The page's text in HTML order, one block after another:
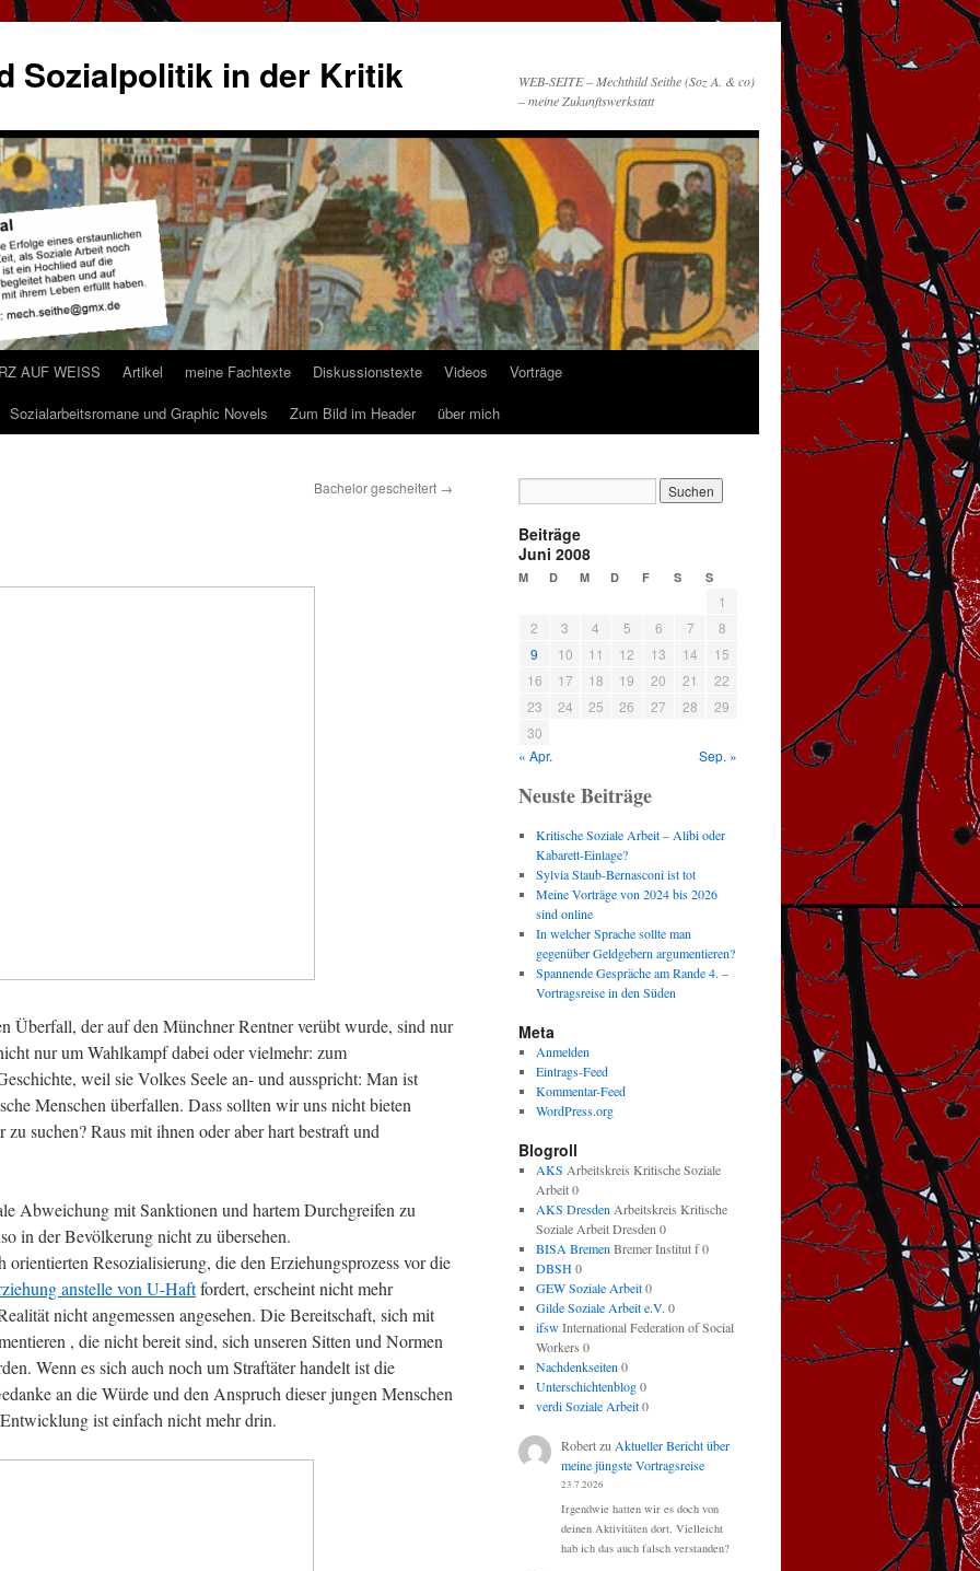
Sozialpolitik in der Kritik
WEB-SEITE – Mechthild Seithe (Soz A. & co)
– meine Zukunftswerkstatt
AUF WEISS Artikel meine Fachtexte Diskussionstexte Videos
Vorträge
Sozialarbeitsromane und Graphic Novels
Zum Bild im Header über mich
Bachelor gescheitert →
Überfall, der auf den Münchner Rentner verübt wurde, sind nur
nur um Wahlkampf dabei oder vielmehr: zum
weil sie Volkes Seele an- und ausspricht: Man ist
Menschen überfallen. Dass sollten wir uns nicht bieten
zu suchen? Raus mit ihnen oder aber hart bestraft und
Abweichung mit Sanktionen und hartem Durchgreifen zu
in der Bevölkerung nicht zu übersehen.
Resozialisierung, die den Erziehungsprozess vor die
anstelle von U-Haftfordert, erscheint nicht mehr
nicht angemessen angesehen. Die Bereitschaft, sich mit
, die nicht bereit sind, sich unseren Sitten und Normen
Wenn es sich auch noch um Straftäter handelt ist die
an die Würde und den Anspruch dieser jungen Menschen
ist einfach nicht mehr drin.
Beiträge
Juni 2008
M D M D F S S
1
2
3 4 5 6 7
8
9
10 11 12 13 14
15
16
17 18 19 20 21
22
23
24 25 26 27 28
29
30
« Apr.
Sep. »
Neuste Beiträge
Kritische Soziale Arbeit – Alibi oder
Kabarett-Einlage?
Sylvia Staub-Bernasconi ist tot
Meine Vorträge von 2024 bis 2026
sind online
In welcher Sprache sollte man
gegenüber Geldgebern argumentieren?
Spannende Gespräche am Rande 4. –
Vortragsreise in den Süden
Meta
Anmelden
Eintrags-Feed
Kommentar-Feed
WordPress.org
Blogroll
AKS Arbeitskreis Kritische Soziale
Arbeit 0
AKS Dresden Arbeitskreis Kritische
Soziale Arbeit Dresden 0
BISA Bremen Bremer Institut f 0
DBSH0
GEW Soziale Arbeit0
Gilde Soziale Arbeit e.V. 0
ifswInternational Federation of Social
Workers 0
Nachdenkseiten 0
Unterschichtenblog0
verdi Soziale Arbeit0
Robertzu Aktueller Bericht über
meine jüngste Vortragsreise
23.7.2026
Irgendwie hatten wir es doch von
deinen Aktivitäten dort. Vielleicht
hab ich das auch falsch verstanden?